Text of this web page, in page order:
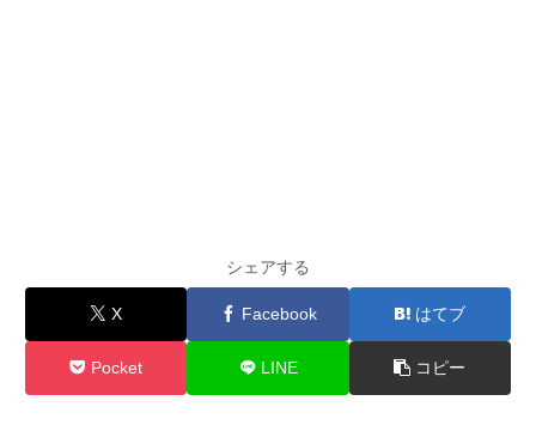
シェアする
X Facebook はてブ
Pocket LINE コピー